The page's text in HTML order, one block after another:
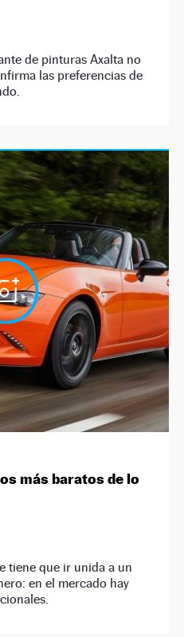
de pinturas Axalta no
las preferencias de
más baratos de lo
tiene que ir unida a un
en el mercado hay